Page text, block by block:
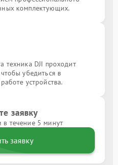
комплектующих.
техника DJI проходит
убедиться в
устройства.
заявку
в течение 5 минут
заявку